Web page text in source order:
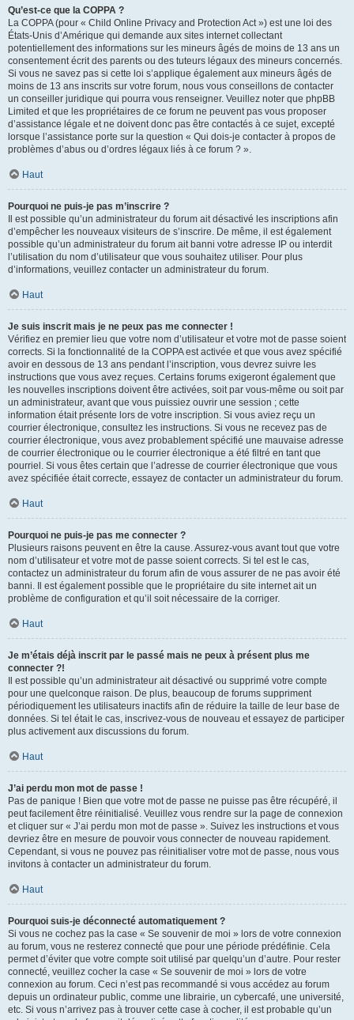
Qu’est-ce que la COPPA ?
La COPPA (pour « Child Online Privacy and Protection Act ») est une loi des
États-Unis d’Amérique qui demande aux sites internet collectant
potentiellement des informations sur les mineurs âgés de moins de 13 ans un
consentement écrit des parents ou des tuteurs légaux des mineurs concernés.
Si vous ne savez pas si cette loi s’applique également aux mineurs âgés de
moins de 13 ans inscrits sur votre forum, nous vous conseillons de contacter
un conseiller juridique qui pourra vous renseigner. Veuillez noter que phpBB
Limited et que les propriétaires de ce forum ne peuvent pas vous proposer
d’assistance légale et ne doivent donc pas être contactés à ce sujet, excepté
lorsque l’assistance porte sur la question « Qui dois-je contacter à propos de
problèmes d’abus ou d’ordres légaux liés à ce forum ? ».
Haut
Pourquoi ne puis-je pas m’inscrire ?
Il est possible qu’un administrateur du forum ait désactivé les inscriptions afin
d’empêcher les nouveaux visiteurs de s’inscrire. De même, il est également
possible qu’un administrateur du forum ait banni votre adresse IP ou interdit
l’utilisation du nom d’utilisateur que vous souhaitez utiliser. Pour plus
d’informations, veuillez contacter un administrateur du forum.
Haut
Je suis inscrit mais je ne peux pas me connecter !
Vérifiez en premier lieu que votre nom d’utilisateur et votre mot de passe soient
corrects. Si la fonctionnalité de la COPPA est activée et que vous avez spécifié
avoir en dessous de 13 ans pendant l’inscription, vous devrez suivre les
instructions que vous avez reçues. Certains forums exigeront également que
les nouvelles inscriptions doivent être activées, soit par vous-même ou soit par
un administrateur, avant que vous puissiez ouvrir une session ; cette
information était présente lors de votre inscription. Si vous aviez reçu un
courrier électronique, consultez les instructions. Si vous ne recevez pas de
courrier électronique, vous avez probablement spécifié une mauvaise adresse
de courrier électronique ou le courrier électronique a été filtré en tant que
pourriel. Si vous êtes certain que l’adresse de courrier électronique que vous
avez spécifiée était correcte, essayez de contacter un administrateur du forum.
Haut
Pourquoi ne puis-je pas me connecter ?
Plusieurs raisons peuvent en être la cause. Assurez-vous avant tout que votre
nom d’utilisateur et votre mot de passe soient corrects. Si tel est le cas,
contactez un administrateur du forum afin de vous assurer de ne pas avoir été
banni. Il est également possible que le propriétaire du site internet ait un
problème de configuration et qu’il soit nécessaire de la corriger.
Haut
Je m’étais déjà inscrit par le passé mais ne peux à présent plus me
connecter ?!
Il est possible qu’un administrateur ait désactivé ou supprimé votre compte
pour une quelconque raison. De plus, beaucoup de forums suppriment
périodiquement les utilisateurs inactifs afin de réduire la taille de leur base de
données. Si tel était le cas, inscrivez-vous de nouveau et essayez de participer
plus activement aux discussions du forum.
Haut
J’ai perdu mon mot de passe !
Pas de panique ! Bien que votre mot de passe ne puisse pas être récupéré, il
peut facilement être réinitialisé. Veuillez vous rendre sur la page de connexion
et cliquer sur « J’ai perdu mon mot de passe ». Suivez les instructions et vous
devriez être en mesure de pouvoir vous connecter de nouveau rapidement.
Cependant, si vous ne pouvez pas réinitialiser votre mot de passe, nous vous
invitons à contacter un administrateur du forum.
Haut
Pourquoi suis-je déconnecté automatiquement ?
Si vous ne cochez pas la case « Se souvenir de moi » lors de votre connexion
au forum, vous ne resterez connecté que pour une période prédéfinie. Cela
permet d’éviter que votre compte soit utilisé par quelqu’un d’autre. Pour rester
connecté, veuillez cocher la case « Se souvenir de moi » lors de votre
connexion au forum. Ceci n’est pas recommandé si vous accédez au forum
depuis un ordinateur public, comme une librairie, un cybercafé, une université,
etc. Si vous n’arrivez pas à trouver cette case à cocher, il est probable qu’un